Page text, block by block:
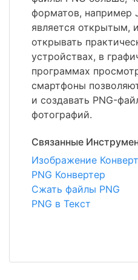
форматов, например
является открытым,
открывать
устройствах, в
программах
смартфоны
и создавать PNG-
фотографий.
Связанные
Изображение
PNG Конвертер
Сжать файлы PNG
PNG в Текст